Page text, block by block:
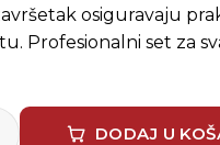
osiguravaju
Profesionalni set za
– komplet fleksibilnih
DODAJ U